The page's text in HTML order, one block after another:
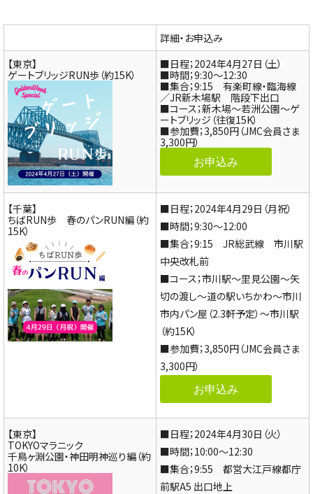
詳細・お申込み
【東京】
ゲートブリッジRUN歩（約15K）
■日程；2024年4月27日（土）
■時間；9:30～12:30
■集合；9:15 有楽町線・臨海線
／JR新木場駅 階段下出口
■コース；新木場～若洲公園～ゲ
ートブリッジ（往復15K）
■参加費；3,850円（JMC会員さま
3,300円）
お申込み
【千葉】
ちばRUN歩 春のパンRUN編（約
15K）
■日程；2024年4月29日（月祝）
■時間；9:30～12:00
■集合；9:15 JR総武線 市川駅
中央改札前
■コース；市川駅～里見公園～矢
切の渡し～道の駅いちかわ～市川
市内パン屋（2.3軒予定）～市川駅
（約15K）
■参加費；3,850円（JMC会員さま
3,300円）
お申込み
【東京】
TOKYOマラニック
千鳥ヶ淵公園・神田明神巡り編（約
10K）
■日程；2024年4月30日（火）
■時間；10:00～12:30
■集合；9:55 都営大江戸線都庁
前駅A5 出口地上